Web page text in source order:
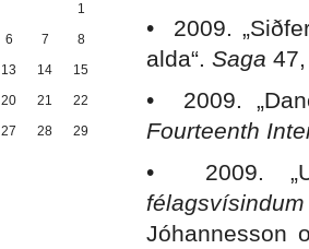
• 2009.
alda“. Saga
• 2009.
Fourteenth
• 2009.
félagsvísindum
Jóhannesson
1
6 7
8
13 14
15
20 21
22
27 28
29